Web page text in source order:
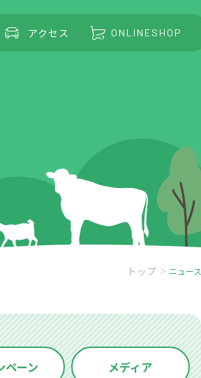
アクセス ONLINESHOP
トップ ニュース
ペーン メディア